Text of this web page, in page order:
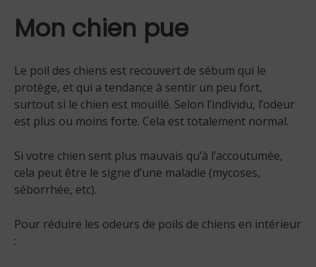
Mon chien pue
Le poil des chiens est recouvert de sébum qui le
protège, et qui a tendance à sentir un peu fort,
surtout si le chien est mouillé. Selon l’individu, l’odeur
est plus ou moins forte. Cela est totalement normal.
Si votre chien sent plus mauvais qu’à l’accoutumée,
cela peut être le signe d’une maladie (mycoses,
séborrhée, etc).
Pour réduire les odeurs de poils de chiens en intérieur
: